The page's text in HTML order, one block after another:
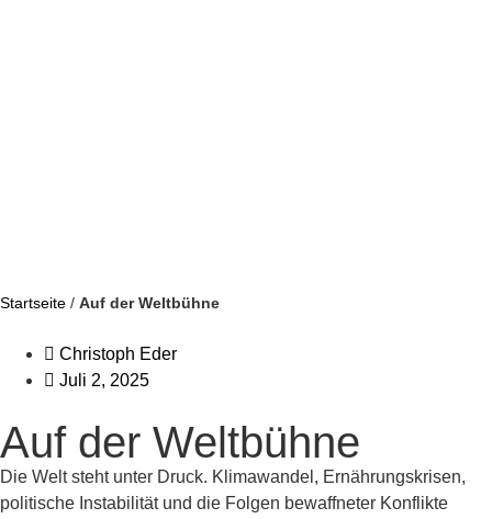
Startseite / Auf der Weltbühne
Christoph Eder
Juli 2, 2025
Auf der Weltbühne
Die Welt steht unter Druck. Klimawandel, Ernährungskrisen,
politische Instabilität und die Folgen bewaffneter Konflikte